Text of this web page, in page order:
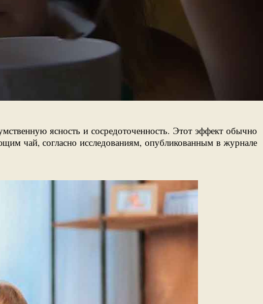
ясность и сосредоточенность. Этот эффект обычно
чай, согласно исследованиям, опубликованным в журнале